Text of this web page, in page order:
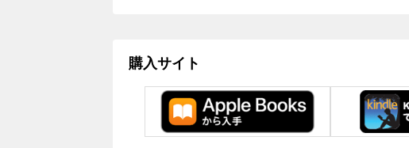
購入サイト